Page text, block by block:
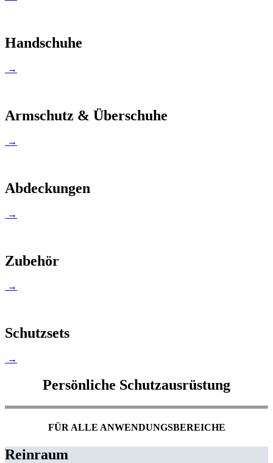
Handschuhe
→
Armschutz & Überschuhe
→
Abdeckungen
→
Zubehör
→
Schutzsets
→
Persönliche Schutzausrüstung
FÜR ALLE ANWENDUNGSBEREICHE
Reinraum